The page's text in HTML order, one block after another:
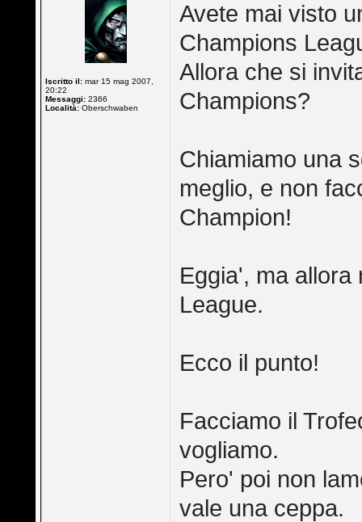
Iscritto il: mar 15 mag 2007,
20:22
Messaggi: 2366
Località: Oberschwaben
Avete mai visto
Champions
Allora che si
Champions?
Chiamiamo una
meglio, e non
Champion!
Eggia', ma allora
League.
Ecco il punto!
Facciamo il
vogliamo.
Pero' poi non
vale una ceppa.